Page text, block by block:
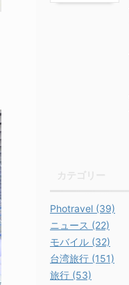
Photravel (39)
ニュース (22)
モバイル (32)
台湾旅行 (151)
旅行 (53)